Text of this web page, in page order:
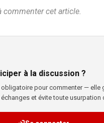
commenter cet article.
à la discussion ?
pour commenter — elle
et évite toute usurpation